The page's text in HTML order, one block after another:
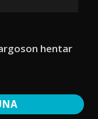
hentar